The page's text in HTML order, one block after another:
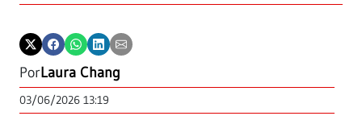
PorLaura Chang
03/06/2026 13:19